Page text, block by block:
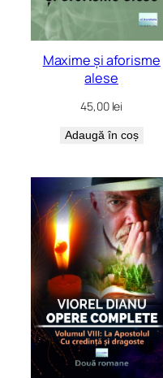
Maxime și aforisme
alese
45,00 lei
Adaugă în coș